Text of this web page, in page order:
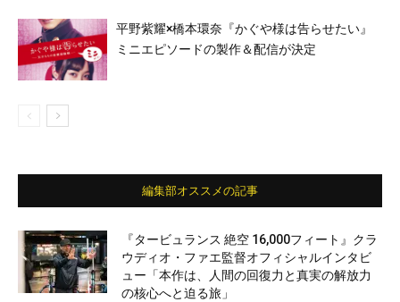
平野紫耀×橋本環奈『かぐや様は告らせたい』
ミニエピソードの製作＆配信が決定
編集部オススメの記事
『タービュランス 絶空 16,000フィート』クラ
ウディオ・ファエ監督オフィシャルインタビ
ュー「本作は、人間の回復力と真実の解放力
の核心へと迫る旅」